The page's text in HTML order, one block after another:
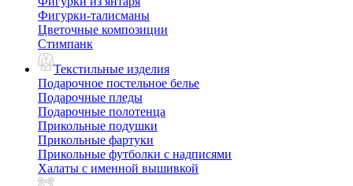
Фигурки-талисманы
Цветочные композиции
Стимпанк
Текстильные изделия
Подарочное постельное белье
Подарочные пледы
Подарочные полотенца
Прикольные подушки
Прикольные фартуки
Прикольные футболки с надписями
Халаты с именной вышивкой